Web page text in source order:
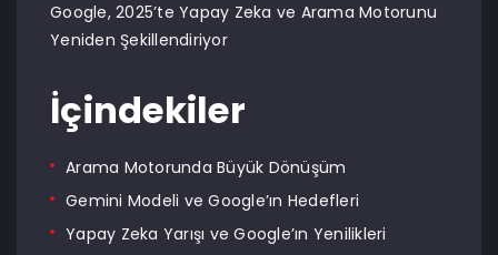
Google, 2025’te Yapay Zeka ve Arama Motorunu
Yeniden Şekillendiriyor
İçindekiler
Arama Motorunda Büyük Dönüşüm
Gemini Modeli ve Google’ın Hedefleri
Yapay Zeka Yarışı ve Google’ın Yenilikleri